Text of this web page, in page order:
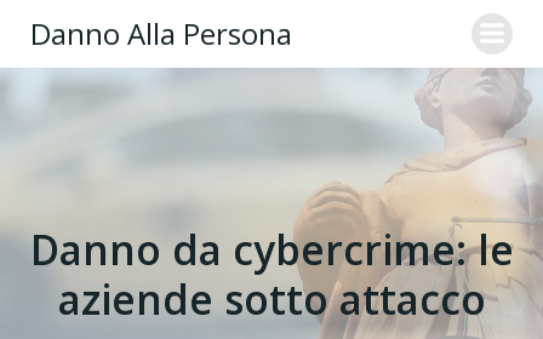
Danno Alla Persona
Danno da cybercrime: le
aziende sotto attacco